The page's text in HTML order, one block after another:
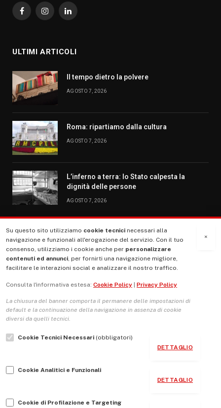
FacebookInstagramLinkedIn
ULTIMI ARTICOLI
Il tempo dietro la polvere
AGOSTO 7, 2026
Roma: ripartiamo dalla cultura
AGOSTO 7, 2026
L’inferno a terra: lo Stato calpesta la
dignità delle persone
AGOSTO 7, 2026
MENU
La Nostra Storia
Le Copertine
L’Associazione
Indirizzo Socio Politico Culturale
Guida per le autrici e gli autori
×
Su questo sito utilizziamo cookie tecnici necessari alla
navigazione e funzionali all'erogazione del servizio. Con il tuo
consenso, utilizziamo i cookie anche per personalizzare
contenuti ed annunci, per fornirti una navigazione migliore,
facilitare le interazioni social e analizzare il nostro traffico.
Consulta l'informativa estesa: Cookie Policy Privacy Policy
La chiusura del banner comporta il permanere delle impostazioni di
default e la continuazione della navigazione in assenza di cookie
diversi da quelli tecnici.
Cookie Tecnici Necessari (obbligatori)
DETTAGLIO
Cookie Analitici e Funzionali
DETTAGLIO
Cookie di Profilazione e Targeting